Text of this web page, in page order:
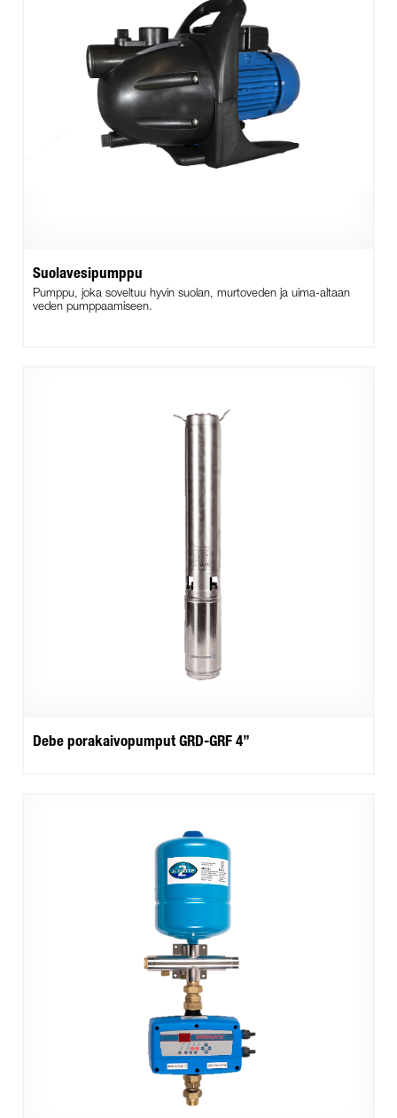
Suolavesipumppu
Pumppu, joka soveltuu hyvin suolan, murtoveden ja uima-altaan
veden pumppaamiseen.
Debe porakaivopumput GRD-GRF 4”